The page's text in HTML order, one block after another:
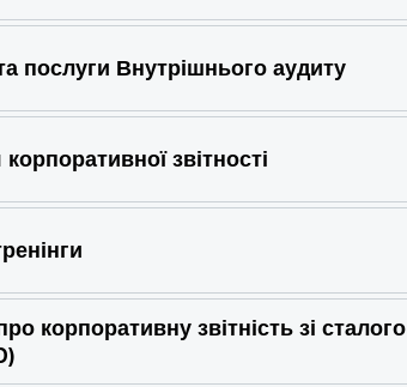
послуги Внутрішнього аудиту
звітності
корпоративну звітність зі сталого